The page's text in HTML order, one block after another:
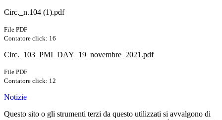
Circ._n.104 (1).pdf
File PDF
Contatore click: 16
Circ._103_PMI_DAY_19_novembre_2021.pdf
File PDF
Contatore click: 12
Notizie
Questo sito o gli strumenti terzi da questo utilizzati si avvalgono di